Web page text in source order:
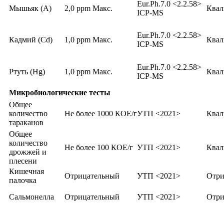
Мышьяк (А) 2,0 ppm Макс.
Eur.Ph.7.0 <2.2.58>
ICP-MS
Кадмий (Cd) 1,0 ppm Макс.
Eur.Ph.7.0 <2.2.58>
ICP-MS
Ртуть (Hg) 1,0 ppm Макс.
Eur.Ph.7.0 <2.2.58>
ICP-MS
Микробиологические тесты
Общее
количество
тараканов
Не более 1000 КОЕ/гУТП <2021>
Общее
количество
дрожжей и
плесени
Не более 100 КОЕ/г УТП <2021>
Кишечная
палочка
Отрицательный УТП <2021>
Сальмонелла Отрицательный УТП <2021>